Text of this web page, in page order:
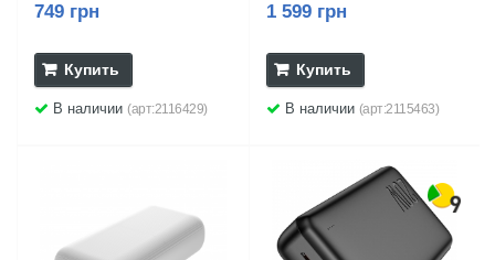
749 грн
Купить
В наличии (арт:2116429)
1 599 грн
Купить
В наличии (арт:2115463)